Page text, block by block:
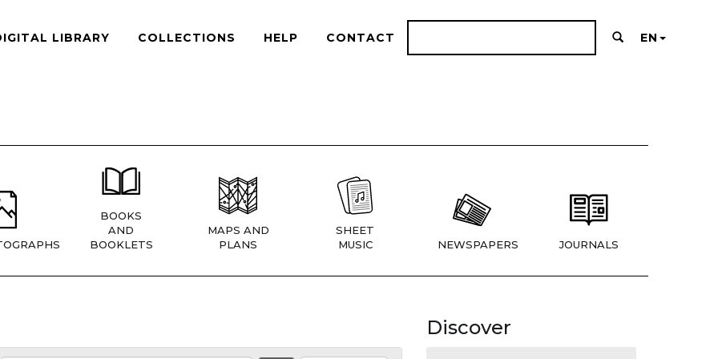
LIBRARY COLLECTIONS HELP CONTACT EN
BOOKS
AND
BOOKLETS
MAPS AND
PLANS
SHEET
MUSIC
NEWSPAPERS JOURNALS
Discover